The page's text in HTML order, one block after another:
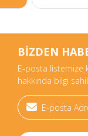
BİZDEN
E-posta listemize
hakkında bilgi